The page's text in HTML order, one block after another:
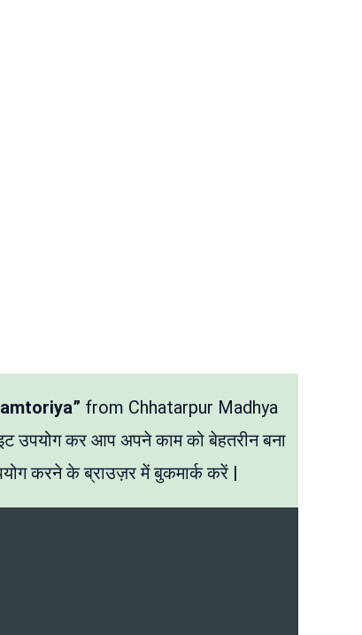
from Chhatarpur Madhya
उपयोग कर आप अपने काम को बेहतरीन बना
करने के ब्राउज़र में बुकमार्क करें |